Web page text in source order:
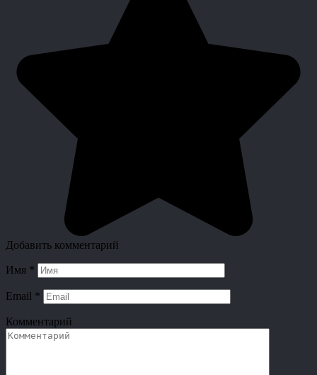
Добавить комментарий
Имя *
Email *
Комментарий